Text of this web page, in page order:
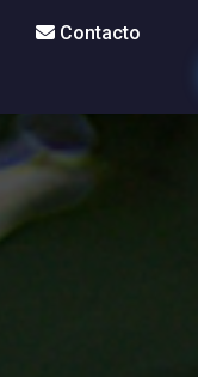
Contacto